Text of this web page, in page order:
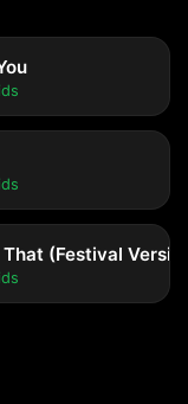
That (Festival